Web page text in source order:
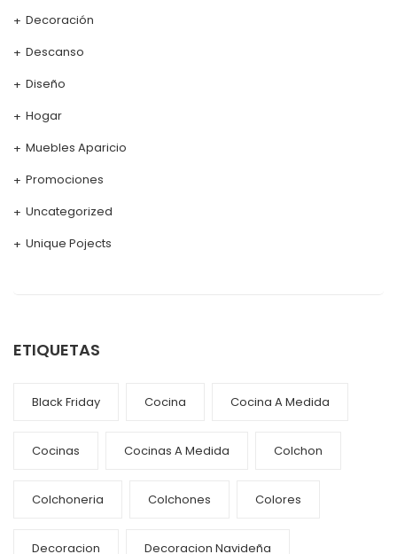
Decoración
Descanso
Diseño
Hogar
Muebles Aparicio
Promociones
Uncategorized
Unique Pojects
ETIQUETAS
Black Friday Cocina Cocina A Medida
Cocinas Cocinas A Medida Colchon
Colchoneria Colchones Colores
Decoracion Decoracion Navideña